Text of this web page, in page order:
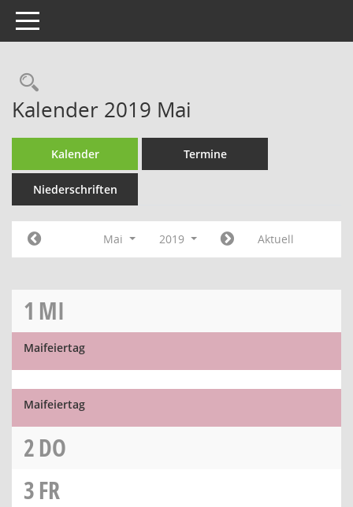
Toggle navigation
Rechercheauswahl
Kalender 2019 Mai
Kalender Termine
Niederschriften
Mai 2019 Aktuell
1 MI
Maifeiertag
Maifeiertag
2DO
3FR